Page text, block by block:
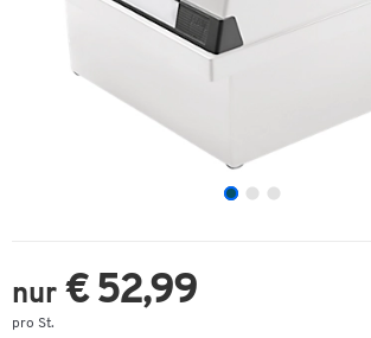
nur € 52,99
pro St.